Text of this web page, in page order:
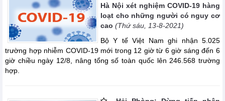
Hà Nội xét nghiệm COVID-19 hàng
loạt cho những người có nguy cơ
cao (Thứ sáu, 13-8-2021)
Bộ Y tế Việt Nam ghi nhận 5.025
trường hợp nhiễm COVID-19 mới trong 12 giờ từ 6 giờ sáng đến 6
giờ chiều ngày 12/8, nâng tổng số toàn quốc lên 246.568 trường
hợp.